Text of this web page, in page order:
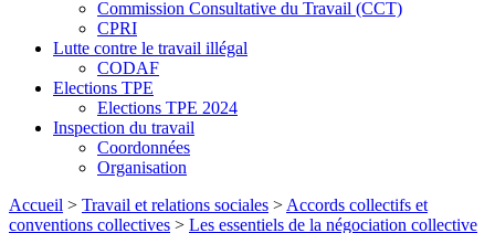
Commission Consultative du Travail (CCT)
CPRI
Lutte contre le travail illégal
CODAF
Elections TPE
Elections TPE 2024
Inspection du travail
Coordonnées
Organisation
Accueil > Travail et relations sociales >Accords collectifs et
conventions collectives > Les essentiels de la négociation collective